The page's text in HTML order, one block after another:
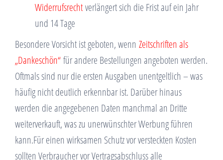
Widerrufsrechtverlängert sich die Frist auf ein Jahr
und 14 Tage
Besondere Vorsicht ist geboten, wenn Zeitschriften als
„Dankeschön“für andere Bestellungen angeboten werden.
Oftmals sind nur die ersten Ausgaben unentgeltlich – was
häufig nicht deutlich erkennbar ist. Darüber hinaus
werden die angegebenen Daten manchmal an Dritte
weiterverkauft, was zu unerwünschter Werbung führen
kann.Für einen wirksamen Schutz vor versteckten Kosten
sollten Verbraucher vor Vertragsabschluss alle